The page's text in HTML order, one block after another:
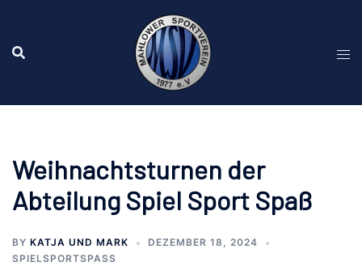
springen
Weihnachtsturnen der
Abteilung Spiel Sport Spaß
BY KATJA UND MARK
DEZEMBER 18, 2024
SPIELSPORTSPASS